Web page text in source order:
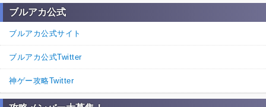
返信(1) 1 0
3.
>>1
絆100になるとピンク色の称号になるよ
返信 1 0
ブルアカ公式
ブルアカ公式サイト
ブルアカ公式Twitter
神ゲー攻略Twitter